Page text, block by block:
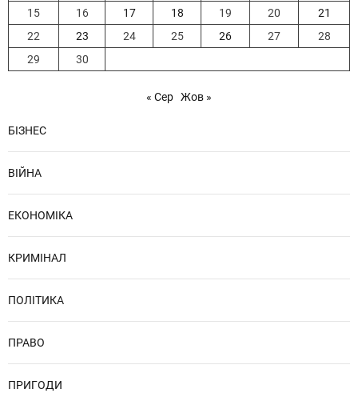
15
16 17 18 19 20
21
22
23 24 25 26 27
28
29
30
« Сер Жов »
БІЗНЕС
ВІЙНА
ЕКОНОМІКА
КРИМІНАЛ
ПОЛІТИКА
ПРАВО
ПРИГОДИ